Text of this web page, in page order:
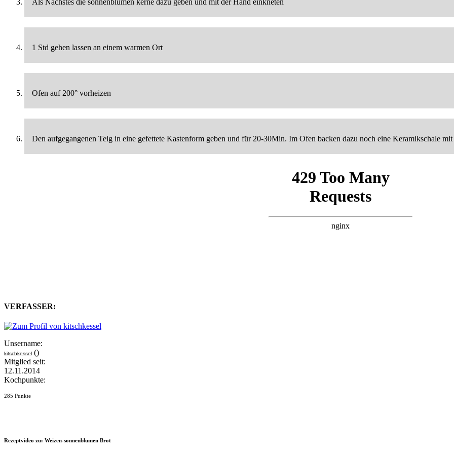
Als Nächstes die sonnenblumen kerne dazu geben und mit der Hand einkneten
1 Std gehen lassen an einem warmen Ort
Ofen auf 200° vorheizen
Den aufgegangenen Teig in eine gefettete Kastenform geben und für 20-30Min. Im Ofen backen dazu noch eine Keramikschale
VERFASSER:
Unsername:
kitschkessel ()
Mitglied seit:
12.11.2014
Kochpunkte:
285 Punkte
Rezeptvideo zu: Weizen-sonnenblumen Brot